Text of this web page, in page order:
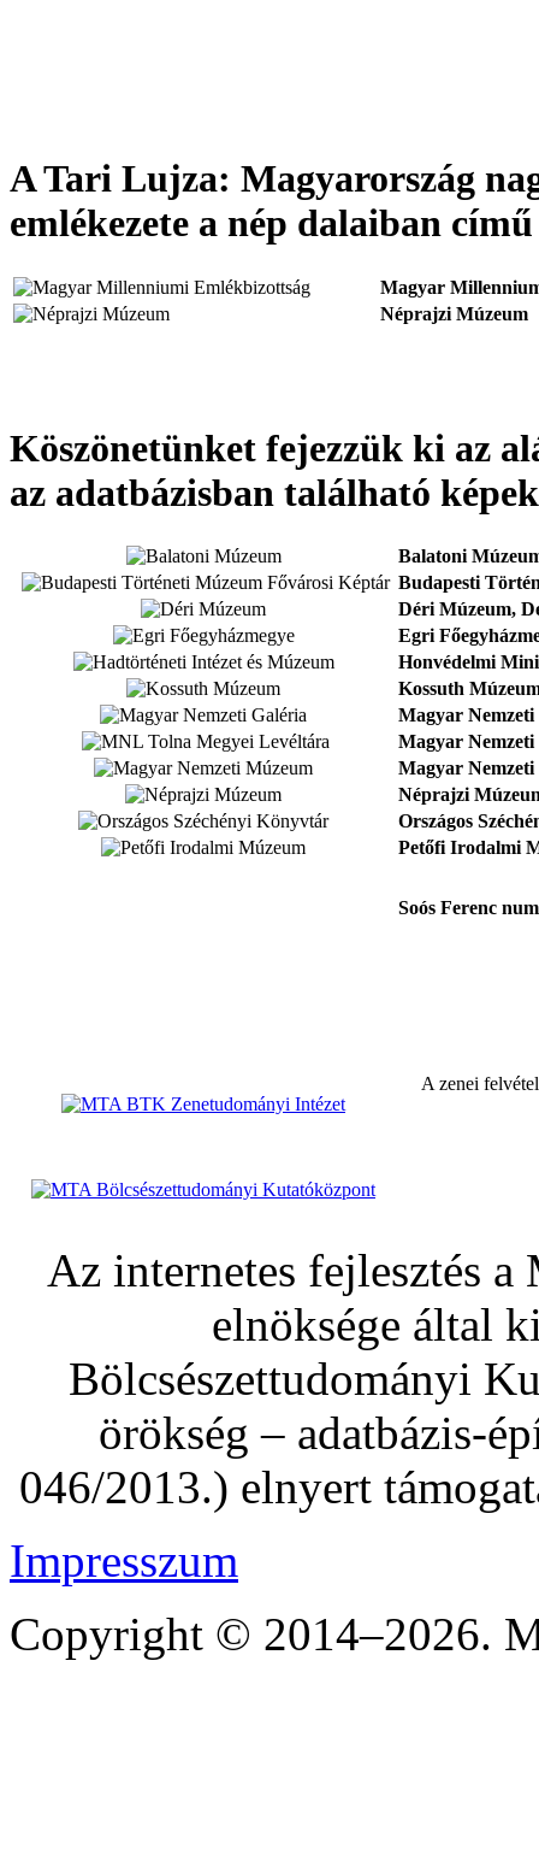
A Tari Lujza: Magyarország
emlékezete a nép dalaiban
Magyar
Néprajzi Múzeum
Köszönetünket fejezzük ki az
az adatbázisban található
Balatoni
Budapesti
Déri Múzeum,
Egri
Honvédelmi
Kossuth
Magyar Nemzeti
Magyar
Magyar
Néprajzi
Országos
Petőfi Irodalmi
Soós Ferenc
A zenei
Az internetes fejlesztés
elnöksége által
Bölcsészettudományi
örökség – adatbázis-
046/2013.) elnyert
Impresszum
Copyright © 2014–2026.